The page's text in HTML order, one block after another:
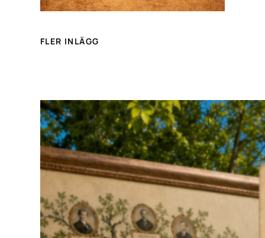
FLER INLÄGG